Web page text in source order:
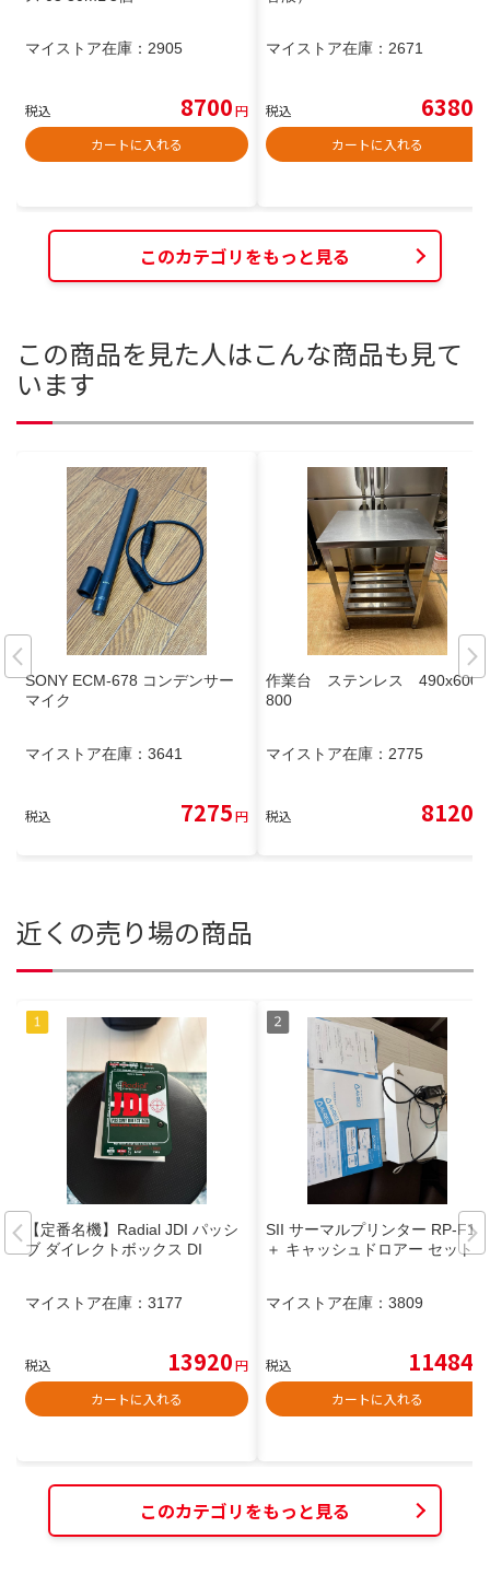
マイストア在庫： 2905
税込 8700円
カートに入れる
マイストア在庫： 2671
税込 6380
カートに入れる
このカテゴリをもっと見る
この商品を見た人はこんな商品も見て
います
SONY ECM-678 コンデンサー
マイク
マイストア在庫： 3641
税込 7275円
作業台 ステンレス 490x600x
800
マイストア在庫： 2775
税込 8120
近くの売り場の商品
【定番名機】Radial JDI パッシ
ブ ダイレクトボックス DI
マイストア在庫： 3177
税込 13920円
カートに入れる
SII サーマルプリンター RP-F10
＋ キャッシュドロアー セット
マイストア在庫： 3809
税込 11484
カートに入れる
このカテゴリをもっと見る